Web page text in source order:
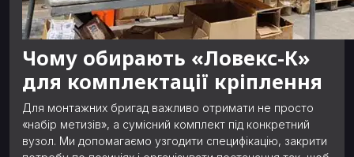
Чому обирають «Ловекс-К»
для комплектації кріплення
Для монтажних бригад важливо отримати не просто
«набір метизів», а сумісний комплект під конкретний
вузол. Ми допомагаємо узгодити специфікацію, закрити